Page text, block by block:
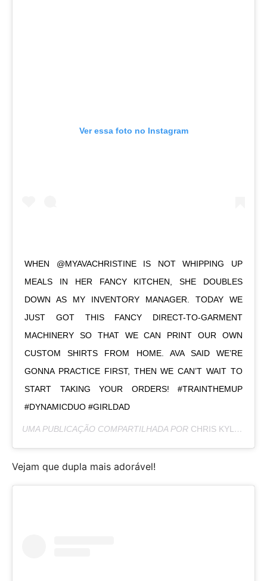
Ver essa foto no Instagram
WHEN @MYAVACHRISTINE IS NOT WHIPPING UP
MEALS IN HER FANCY KITCHEN, SHE DOUBLES
DOWN AS MY INVENTORY MANAGER. TODAY WE
JUST GOT THIS FANCY DIRECT-TO-GARMENT
MACHINERY SO THAT WE CAN PRINT OUR OWN
CUSTOM SHIRTS FROM HOME. AVA SAID WE’RE
GONNA PRACTICE FIRST, THEN WE CAN’T WAIT TO
START TAKING YOUR ORDERS! #TRAINTHEMUP
#DYNAMICDUO #GIRLDAD
UMA PUBLICAÇÃO COMPARTILHADA POR CHRIS KYLE | HASHTAG PROPS
Vejam que dupla mais adorável!